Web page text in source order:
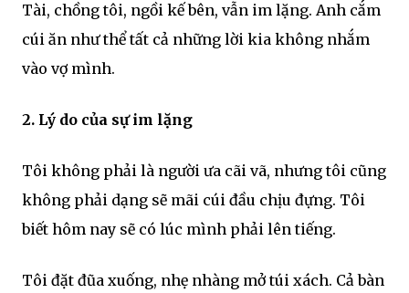
Tài, chồng tôi, ngồi kế bên, vẫn im lặng. Anh cắm
cúi ăn như thể tất cả những lời kia không nhắm
vào vợ mình.
2. Lý do của sự im lặng
Tôi không phải là người ưa cãi vã, nhưng tôi cũng
không phải dạng sẽ mãi cúi đầu chịu đựng. Tôi
biết hôm nay sẽ có lúc mình phải lên tiếng.
Tôi đặt đũa xuống, nhẹ nhàng mở túi xách. Cả bàn